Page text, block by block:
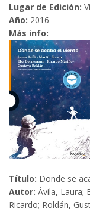
Lugar de Edición:
Año: 2016
Más info:
Título: Donde se
Autor: Ávila, Laura;
Ricardo; Roldán,